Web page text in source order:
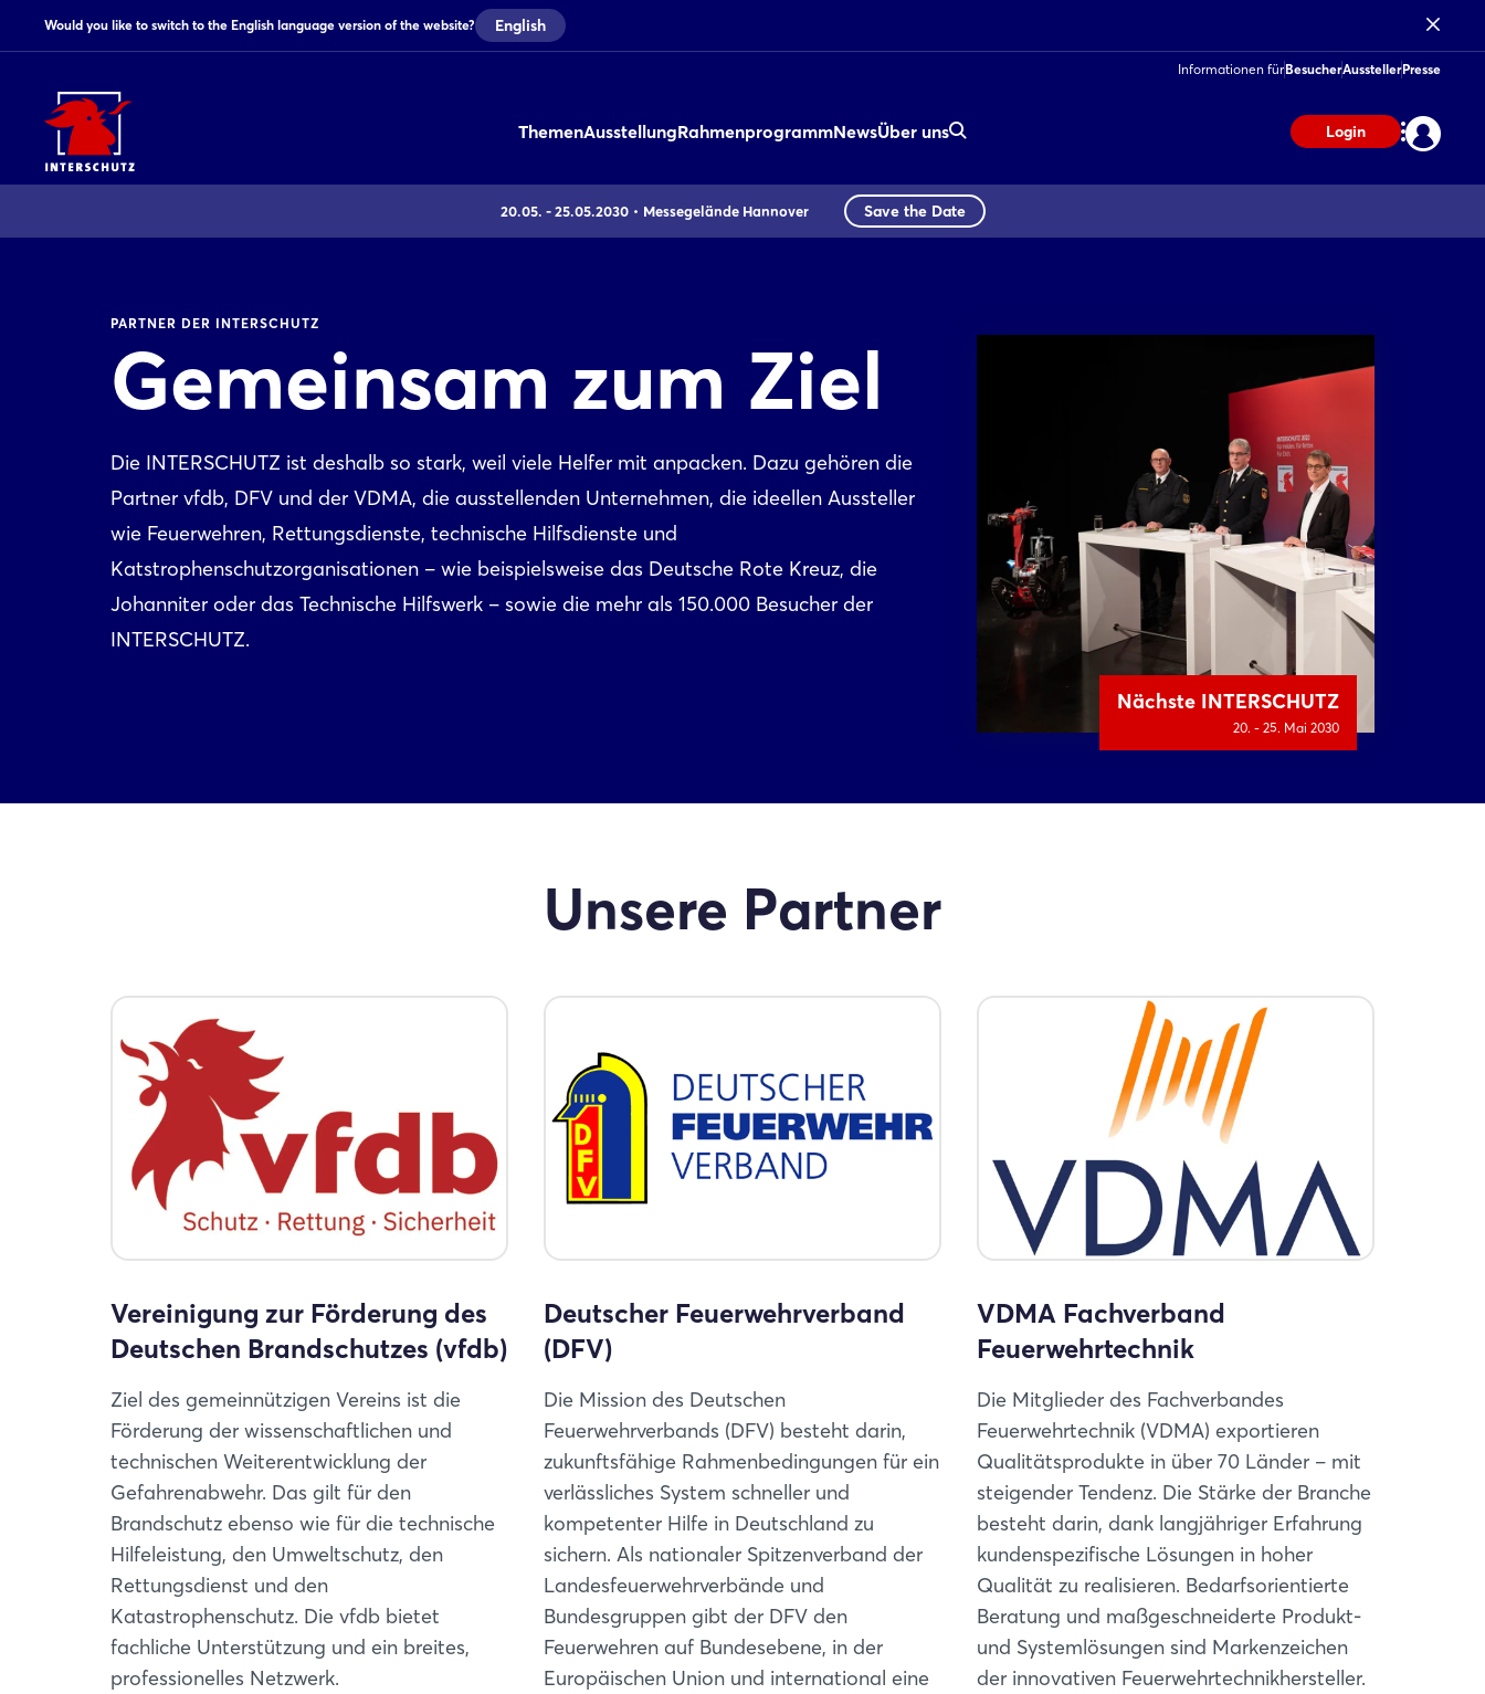
Would you like to switch to the English language version of the website? English
Informationen fürBesucherAusstellerPresse
ThemenAusstellungRahmenprogrammNewsÜber uns Login
20.05. - 25.05.2030 Messegelände Hannover Save the Date
PARTNER DER INTERSCHUTZ
Gemeinsam zum Ziel
Die INTERSCHUTZ ist deshalb so stark, weil viele Helfer mit anpacken. Dazu gehören die
Partner vfdb, DFV und der VDMA, die ausstellenden Unternehmen, die ideellen Aussteller
wie Feuerwehren, Rettungsdienste, technische Hilfsdienste und
Katstrophenschutzorganisationen – wie beispielsweise das Deutsche Rote Kreuz, die
Johanniter oder das Technische Hilfswerk – sowie die mehr als 150.000 Besucher der
INTERSCHUTZ.
Nächste INTERSCHUTZ
20. - 25. Mai 2030
Unsere Partner
Vereinigung zur Förderung des
Deutschen Brandschutzes (vfdb)
Ziel des gemeinnützigen Vereins ist die
Förderung der wissenschaftlichen und
technischen Weiterentwicklung der
Gefahrenabwehr. Das gilt für den
Brandschutz ebenso wie für die technische
Hilfeleistung, den Umweltschutz, den
Rettungsdienst und den
Katastrophenschutz. Die vfdb bietet
fachliche Unterstützung und ein breites,
professionelles Netzwerk.
Deutscher Feuerwehrverband
(DFV)
Die Mission des Deutschen
Feuerwehrverbands (DFV) besteht darin,
zukunftsfähige Rahmenbedingungen für ein
verlässliches System schneller und
kompetenter Hilfe in Deutschland zu
sichern. Als nationaler Spitzenverband der
Landesfeuerwehrverbände und
Bundesgruppen gibt der DFV den
Feuerwehren auf Bundesebene, in der
Europäischen Union und international eine
VDMA Fachverband
Feuerwehrtechnik
Die Mitglieder des Fachverbandes
Feuerwehrtechnik (VDMA) exportieren
Qualitätsprodukte in über 70 Länder – mit
steigender Tendenz. Die Stärke der Branche
besteht darin, dank langjähriger Erfahrung
kundenspezifische Lösungen in hoher
Qualität zu realisieren. Bedarfsorientierte
Beratung und maßgeschneiderte Produkt-
und Systemlösungen sind Markenzeichen
der innovativen Feuerwehrtechnikhersteller.
Login